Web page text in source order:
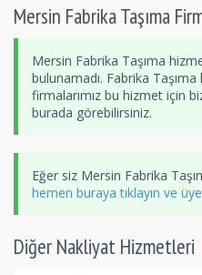
Mersin Fabrika Taşıma
Mersin Fabrika Taşıma
bulunamadı. Fabrika
firmalarımız bu hizmet için
burada görebilirsiniz.
Eğer siz Mersin Fabrika
hemen buraya tıklayın ve
Diğer Nakliyat Hizmetleri